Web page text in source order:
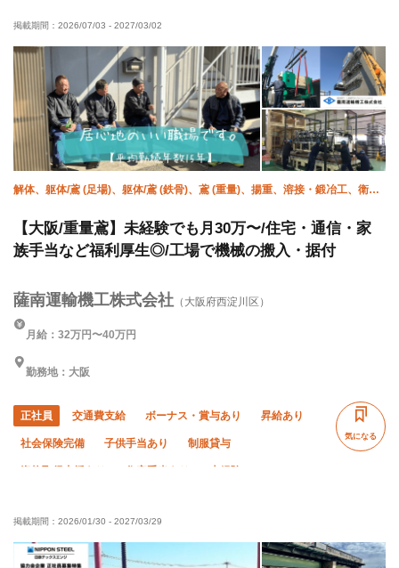
夏季休暇 年末年始休暇
掲載期間： 2026/07/03 - 2027/03/02
解体、躯体/鳶 (足場)、躯体/鳶 (鉄骨)、鳶 (重量)、揚重、溶接・鍛冶工、衛生
【大阪/重量鳶】未経験でも月30万〜/住宅・通信・家
族手当など福利厚生◎/工場で機械の搬入・据付
薩南運輸機工株式会社 （大阪府西淀川区）
月給：32万円〜40万円
勤務地：大阪
正社員 交通費支給 ボーナス・賞与あり 昇給あり
社会保険完備 子供手当あり 制服貸与
車・バイク通勤OK 土日休み
気になる
掲載期間： 2026/01/30 - 2027/03/29